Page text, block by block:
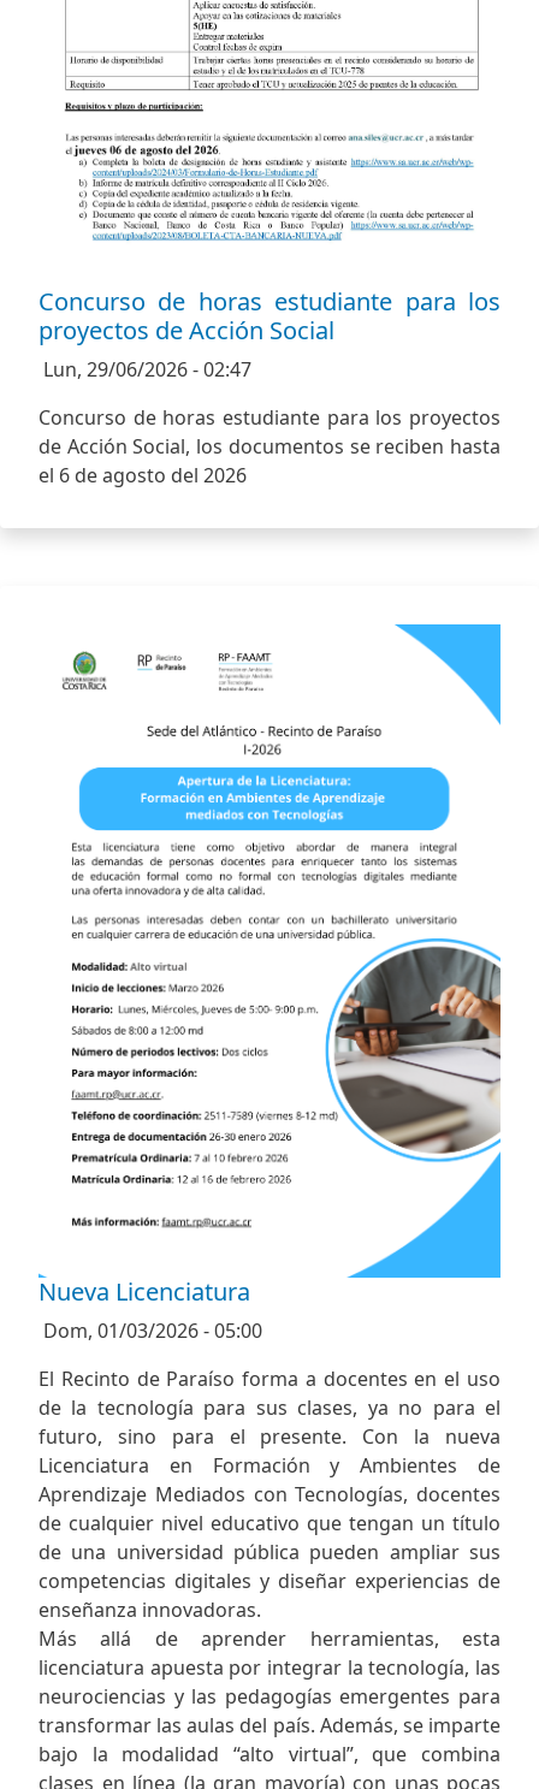
Concurso de horas estudiante para los
proyectos de Acción Social
Lun, 29/06/2026 - 02:47
Concurso de horas estudiante para los proyectos
de Acción Social, los documentos se reciben hasta
el 6 de agosto del 2026
Nueva Licenciatura
Dom, 01/03/2026 - 05:00
El Recinto de Paraíso forma a docentes en el uso
de la tecnología para sus clases, ya no para el
futuro, sino para el presente. Con la nueva
Licenciatura en Formación y Ambientes de
Aprendizaje Mediados con Tecnologías, docentes
de cualquier nivel educativo que tengan un título
de una universidad pública pueden ampliar sus
competencias digitales y diseñar experiencias de
enseñanza innovadoras.
Más allá de aprender herramientas, esta
licenciatura apuesta por integrar la tecnología, las
neurociencias y las pedagogías emergentes para
transformar las aulas del país. Además, se imparte
bajo la modalidad “alto virtual”, que combina
clases en línea (la gran mayoría) con unas pocas